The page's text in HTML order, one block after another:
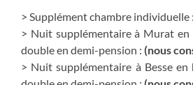
> Supplément chambre individuelle :
> Nuit supplémentaire à Murat
double en demi-pension : (nous
> Nuit supplémentaire à Besse